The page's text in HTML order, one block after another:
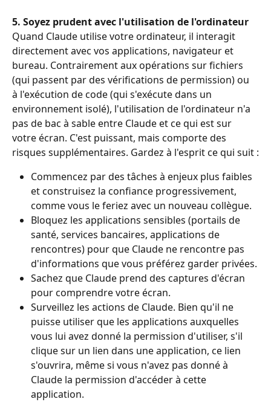
5. Soyez prudent avec l'utilisation de l'ordinateur
Quand Claude utilise votre ordinateur, il interagit
directement avec vos applications, navigateur et
bureau. Contrairement aux opérations sur fichiers
(qui passent par des vérifications de permission) ou
à l'exécution de code (qui s'exécute dans un
environnement isolé), l'utilisation de l'ordinateur n'a
pas de bac à sable entre Claude et ce qui est sur
votre écran. C'est puissant, mais comporte des
risques supplémentaires. Gardez à l'esprit ce qui suit :
Commencez par des tâches à enjeux plus faibles
et construisez la confiance progressivement,
comme vous le feriez avec un nouveau collègue.
Bloquez les applications sensibles (portails de
santé, services bancaires, applications de
rencontres) pour que Claude ne rencontre pas
d'informations que vous préférez garder privées.
Sachez que Claude prend des captures d'écran
pour comprendre votre écran.
Surveillez les actions de Claude. Bien qu'il ne
puisse utiliser que les applications auxquelles
vous lui avez donné la permission d'utiliser, s'il
clique sur un lien dans une application, ce lien
s'ouvrira, même si vous n'avez pas donné à
Claude la permission d'accéder à cette
application.